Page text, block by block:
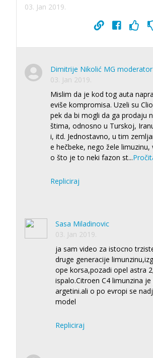
03. Jan 2019.
Dimitrije Nikolić MG moderator
03. Jan 2019.
Mislim da je kod tog auta
eviše kompromisa. Uzeli su
pek da bi mogli da ga prodaju
štima, odnosno u Turskoj,
i, itd. Jednostavno, u tim
e hečbeke, nego žele
o što je to neki fazon st...
Repliciraj
Sasa Miladinovic
03. Jan 2019.
ja sam video za istocno
druge generacije
ope korsa,pozadi opel astra
ispalo.Citroen C4 limunzina
argetini.ali o po evropi se
model
Repliciraj